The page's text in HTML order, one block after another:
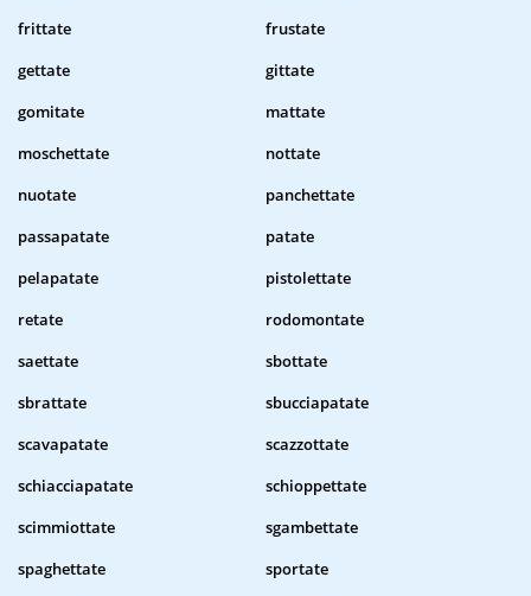
frittate
frustate
gettate
gittate
gomitate
mattate
moschettate
nottate
nuotate
panchettate
passapatate
patate
pelapatate
pistolettate
retate
rodomontate
saettate
sbottate
sbrattate
sbucciapatate
scavapatate
scazzottate
schiacciapatate
schioppettate
scimmiottate
sgambettate
spaghettate
sportate